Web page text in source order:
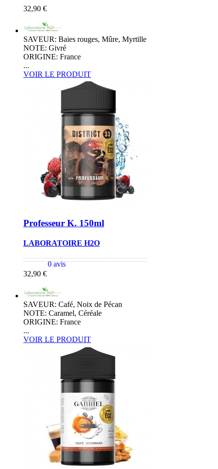
32,90 €
SAVEUR: Baies rouges, Mûre, Myrtille
NOTE: Givré
ORIGINE: France
...
VOIR LE PRODUIT
Professeur K. 150ml
LABORATOIRE H2O
0 avis
32,90 €
SAVEUR: Café, Noix de Pécan
NOTE: Caramel, Céréale
ORIGINE: France
...
VOIR LE PRODUIT